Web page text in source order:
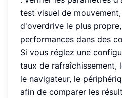
test visuel de
d'overdrive le plus
performances dans des
Si vous réglez une
taux de rafraîchissement,
le navigateur, le
afin de comparer les